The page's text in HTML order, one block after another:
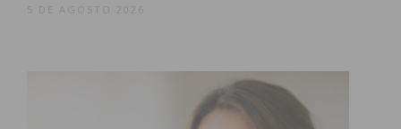
5 DE AGOSTO 2026